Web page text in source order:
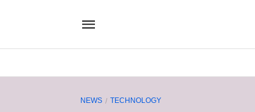
NEWS TECHNOLOGY